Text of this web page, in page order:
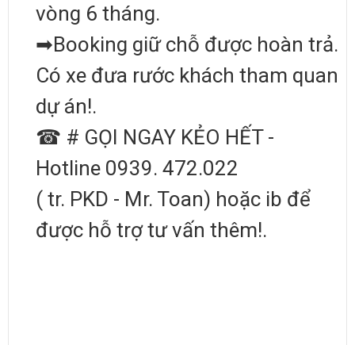
vòng 6 tháng.
➡Booking giữ chỗ được hoàn trả.
Có xe đưa rước khách tham quan
dự án!.
☎ # GỌI NGAY KẺO HẾT -
Hotline 0939. 472.022
( tr. PKD - Mr. Toan) hoặc ib để
được hỗ trợ tư vấn thêm!.